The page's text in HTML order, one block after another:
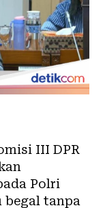
III DPR
Polri
begal tanpa